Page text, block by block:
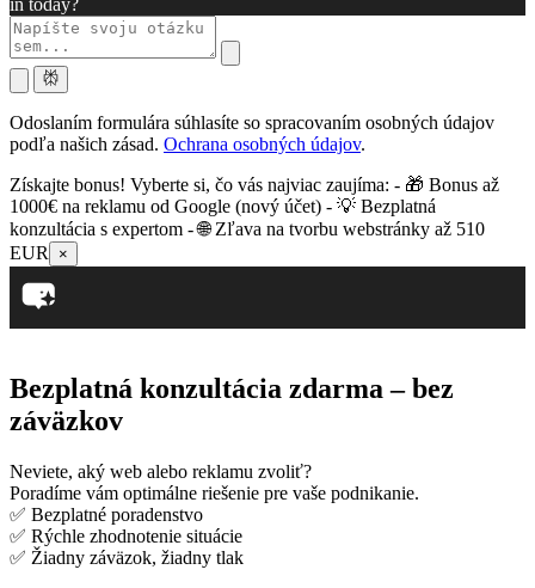
in today?
Odoslaním formulára súhlasíte so spracovaním osobných údajov
podľa našich zásad. Ochrana osobných údajov.
Získajte bonus! Vyberte si, čo vás najviac zaujíma: - 🎁 Bonus až
1000€ na reklamu od Google (nový účet) - 💡 Bezplatná
konzultácia s expertom - 🌐 Zľava na tvorbu webstránky až 510
EUR
×
Bezplatná konzultácia zdarma – bez
záväzkov
Neviete, aký web alebo reklamu zvoliť?
Poradíme vám optimálne riešenie pre vaše podnikanie.
✅ Bezplatné poradenstvo
✅ Rýchle zhodnotenie situácie
✅ Žiadny záväzok, žiadny tlak